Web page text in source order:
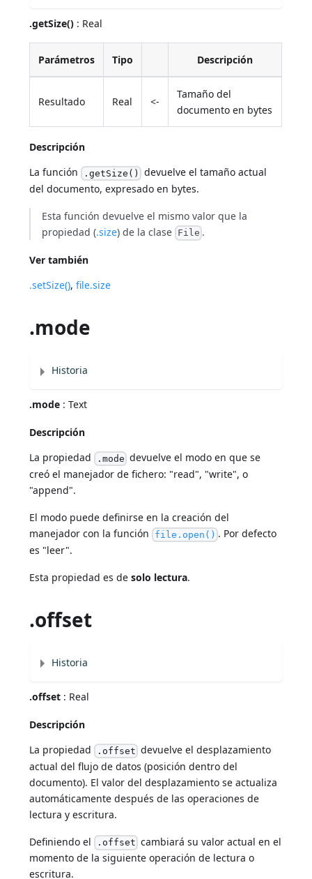
.getSize() : Real
Parámetros Tipo Descripción
Resultado Real <-
Tamaño del
documento en bytes
Descripción
La función .getSize() devuelve el tamaño actual
del documento, expresado en bytes.
Esta función devuelve el mismo valor que la
propiedad (.size) de la clase File .
Ver también
.setSize(),file.size
.mode
Historia
.mode : Text
Descripción
La propiedad .mode devuelve el modo en que se
creó el manejador de fichero: "read", "write", o
"append".
El modo puede definirse en la creación del
manejador con la función file.open() . Por defecto
es "leer".
Esta propiedad es desolo lectura.
.offset
Historia
.offset : Real
Descripción
La propiedad .offset devuelve el desplazamiento
actual del flujo de datos (posición dentro del
documento). El valor del desplazamiento se actualiza
automáticamente después de las operaciones de
lectura y escritura.
Definiendo el .offset cambiará su valor actual en el
momento de la siguiente operación de lectura o
escritura.